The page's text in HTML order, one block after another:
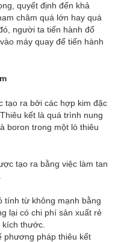
quyết định đến khả
châm quá lớn hay quá
người ta tiến hành đổ
máy quay để tiến hành
tạo ra bởi các hợp kim đặc
kết là quá trình nung
boron trong một lò thiêu
tạo ra bằng việc làm tan
tính từ không mạnh bằng
lại có chi phí sản xuất rẻ
thước.
phương pháp thiêu kết